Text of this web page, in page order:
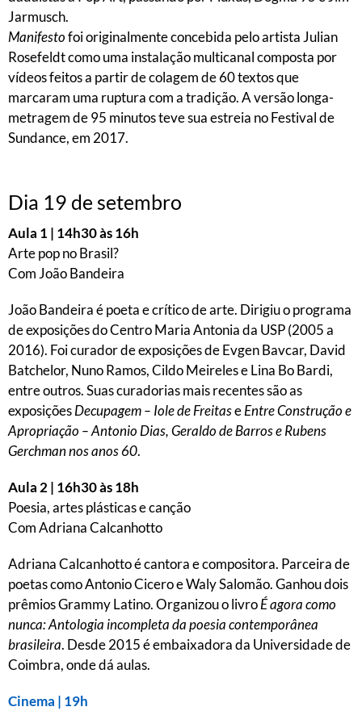
Jarmusch.
Manifestofoi originalmente concebida pelo artista Julian
Rosefeldt como uma instalação multicanal composta por
vídeos feitos a partir de colagem de 60 textos que
marcaram uma ruptura com a tradição. A versão longa-
metragem de 95 minutos teve sua estreia no Festival de
Sundance, em 2017.
Dia 19 de setembro
Aula 1 | 14h30 às 16h
Arte pop no Brasil?
Com João Bandeira
João Bandeira é poeta e crítico de arte. Dirigiu o programa
de exposições do Centro Maria Antonia da USP (2005 a
2016). Foi curador de exposições de Evgen Bavcar, David
Batchelor, Nuno Ramos, Cildo Meireles e Lina Bo Bardi,
entre outros. Suas curadorias mais recentes são as
exposiçõesDecupagem – Iole de FreitaseEntre Construção e
Apropriação – Antonio Dias, Geraldo de Barros e Rubens
Gerchman nos anos 60.
Aula 2 | 16h30 às 18h
Poesia, artes plásticas e canção
Com Adriana Calcanhotto
Adriana Calcanhotto é cantora e compositora. Parceira de
poetas como Antonio Cicero e Waly Salomão. Ganhou dois
prêmios Grammy Latino. Organizou o livroÉ agora como
nunca: Antologia incompleta da poesia contemporânea
brasileira. Desde 2015 é embaixadora da Universidade de
Coimbra, onde dá aulas.
Cinema | 19h